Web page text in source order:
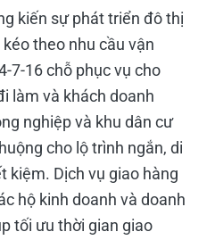
kiến sự phát triển đô thị
theo nhu cầu vận
7-16 chỗ phục vụ cho
làm và khách doanh
nghiệp và khu dân cư
cho lộ trình ngắn, di
kiệm. Dịch vụ giao hàng
hộ kinh doanh và doanh
tối ưu thời gian giao